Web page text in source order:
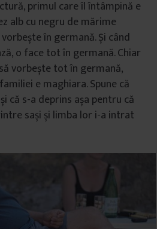
primul care îl întâmpină e
alb cu negru de mărime
în germană. Și când
o face tot în germană. Chiar
vorbește tot în germană,
e maghiara. Spune că
că s-a deprins așa pentru că
sași și limba lor i-a intrat